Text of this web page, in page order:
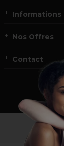
Informations
Nos Offres
Contact